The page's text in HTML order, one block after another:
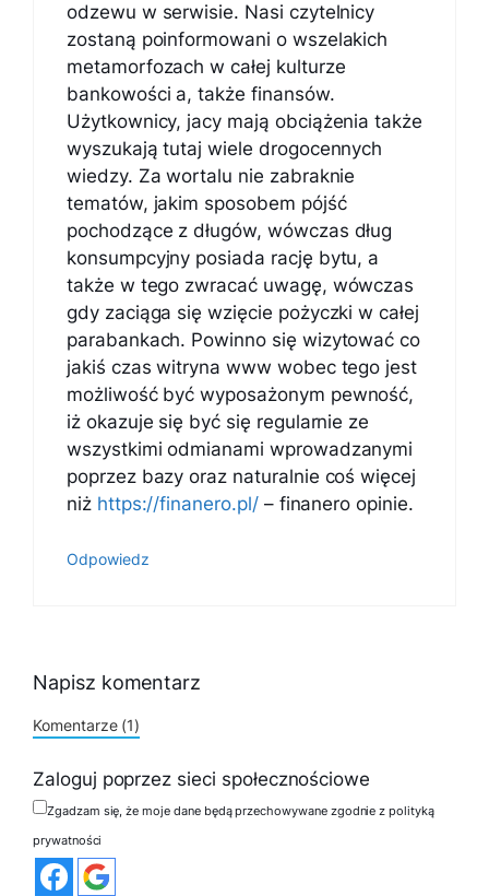
odzewu w serwisie. Nasi czytelnicy
zostaną poinformowani o wszelakich
metamorfozach w całej kulturze
bankowości a, także finansów.
Użytkownicy, jacy mają obciążenia także
wyszukają tutaj wiele drogocennych
wiedzy. Za wortalu nie zabraknie
tematów, jakim sposobem pójść
pochodzące z długów, wówczas dług
konsumpcyjny posiada rację bytu, a
także w tego zwracać uwagę, wówczas
gdy zaciąga się wzięcie pożyczki w całej
parabankach. Powinno się wizytować co
jakiś czas witryna www wobec tego jest
możliwość być wyposażonym pewność,
iż okazuje się być się regularnie ze
wszystkimi odmianami wprowadzanymi
poprzez bazy oraz naturalnie coś więcej
niż https://finanero.pl/– finanero opinie.
Odpowiedz
Napisz komentarz
Komentarze (1)
Zaloguj poprzez sieci społecznościowe
Zgadzam się, że moje dane będą przechowywane zgodnie z polityką
prywatności